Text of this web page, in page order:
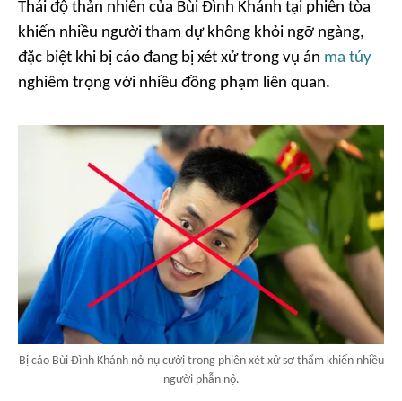
Thái độ thản nhiên của Bùi Đình Khánh tại phiên tòa
khiến nhiều người tham dự không khỏi ngỡ ngàng,
đặc biệt khi bị cáo đang bị xét xử trong vụ án ma túy
nghiêm trọng với nhiều đồng phạm liên quan.
Bị cáo Bùi Đình Khánh nở nụ cười trong phiên xét xử sơ thẩm khiến nhiều
người phẫn nộ.